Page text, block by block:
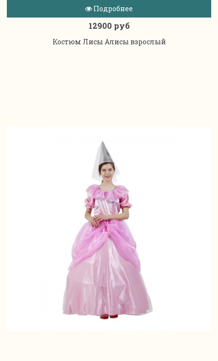
Подробнее
12900 руб
Костюм Лисы Алисы взрослый